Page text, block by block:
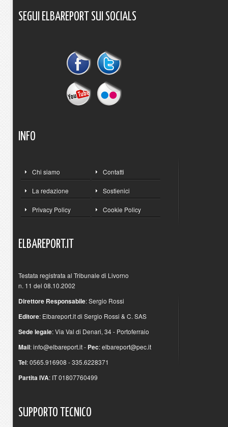
SEGUI ELBAREPORT SUI SOCIALS
INFO
Chi siamo Contatti
La redazione Sostienici
Privacy Policy Cookie Policy
ELBAREPORT.IT
Testata registrata al Tribunale di Livorno
n. 11 del 08.10.2002
Direttore Responsabile: Sergio Rossi
Editore: Elbareport.it di Sergio Rossi & C. SAS
Sede legale: Via Val di Denari, 34 - Portoferraio
Mail:info@elbareport.it- Pec:elbareport@pec.it
Tel: 0565.916908 - 335.6228371
Partita IVA: IT 01807760499
SUPPORTO TECNICO